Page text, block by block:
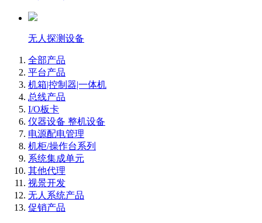
无人探测设备
全部产品
平台产品
机箱|控制器|一体机
总线产品
I/O板卡
仪器设备 整机设备
电源配电管理
机柜/操作台系列
系统集成单元
其他代理
视景开发
无人系统产品
促销产品